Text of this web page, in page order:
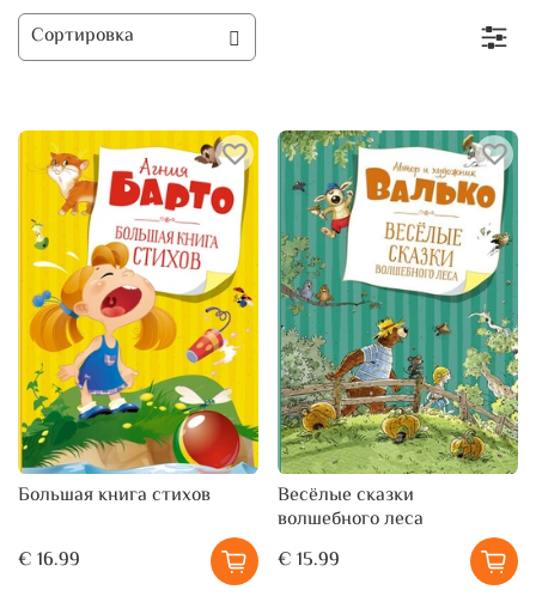
Большая книга стихов
€ 16.99
Весёлые сказки
волшебного леса
€ 15.99